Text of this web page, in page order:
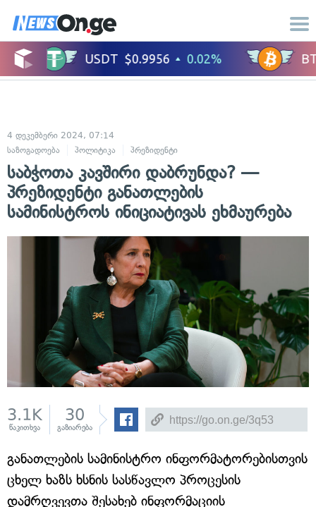
4 დეკემბერი 2024, 07:14
საზოგადოება
პოლიტიკა პრეზიდენტი
საბჭოთა კავშირი დაბრუნდა? —
პრეზიდენტი განათლების
სამინისტროს ინიციატივას ეხმაურება
3.1K
წაკითხვა
30
გაზიარება
განათლების სამინისტრო ინფორმატორებისთვის
ცხელ ხაზს ხსნის სასწავლო პროცესის
დამრღვევთა შესახებ ინფორმაციის